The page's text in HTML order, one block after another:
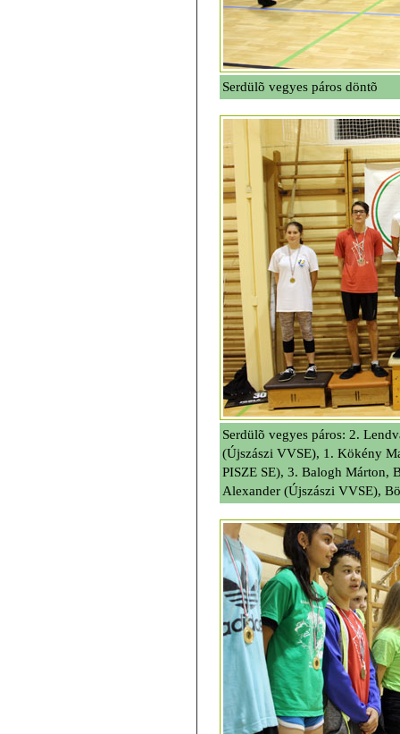
Serdülõ vegyes páros döntõ
Serdülõ vegyes páros: 2.
(Újszászi VVSE), 1. Kökény
PISZE SE), 3. Balogh Márton,
Alexander (Újszászi VVSE),